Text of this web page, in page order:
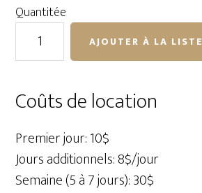
Quantitée
quantité
Pro-
B2
Batterie
AJOUTER À LA LISTE
Coûts de location
Premier jour: 10$
Jours additionnels: 8$/jour
Semaine (5 à 7 jours): 30$